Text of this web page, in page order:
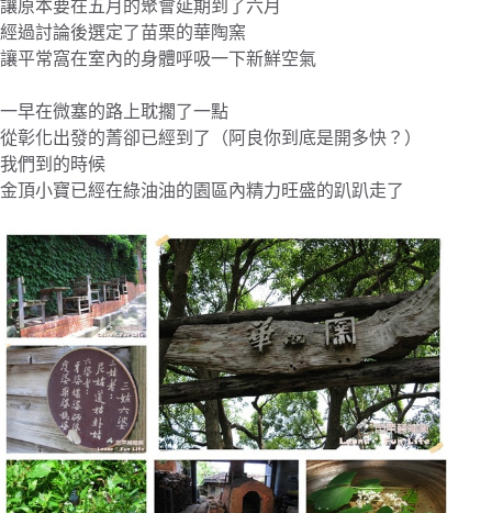
讓原本要在五月的聚會延期到了六月
經過討論後選定了苗栗的華陶窯
讓平常窩在室內的身體呼吸一下新鮮空氣
一早在微塞的路上耽擱了一點
從彰化出發的菁卻已經到了（阿良你到底是開多快？）
我們到的時候
金頂小寶已經在綠油油的園區內精力旺盛的趴趴走了